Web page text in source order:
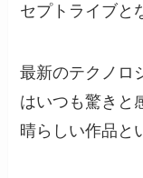
セプトライブと
最新のテクノロ
はいつも驚きと
晴らしい作品と